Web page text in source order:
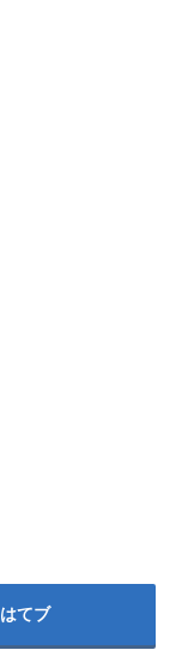
はてブ